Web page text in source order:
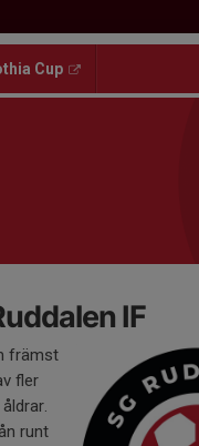
Cup
IF
främst
fler
runt